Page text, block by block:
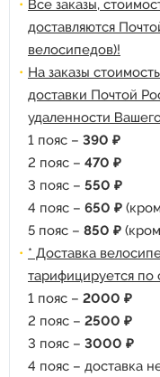
Все заказы,
доставляются
велосипедов)!
На заказы
доставки Почтой
удаленности
1 пояс – 390 ₽
2 пояс – 470 ₽
3 пояс – 550 ₽
4 пояс – 650 ₽
5 пояс – 850 ₽
* Доставка
тарифицируется по
1 пояс – 2000 ₽
2 пояс – 2500 ₽
3 пояс – 3000 ₽
4 пояс – доставка